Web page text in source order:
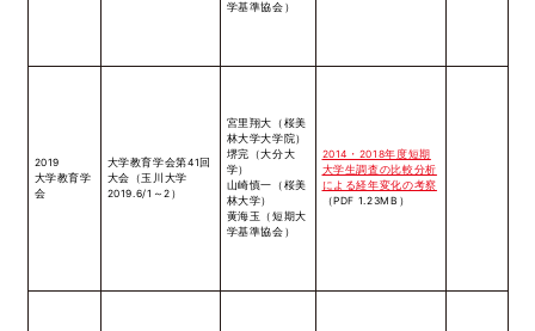
学基準協会）
2019
大学教育学
会
大学教育学会第41回
大会（玉川大学
2019.6/1～2）
宮里翔大（桜美
林大学大学院）
堺完（大分大
学）
山崎慎一（桜美
林大学）
黄海玉（短期大
学基準協会）
2014・2018年度短期
大学生調査の比較分析
による経年変化の考察
（PDF 1.23MB）